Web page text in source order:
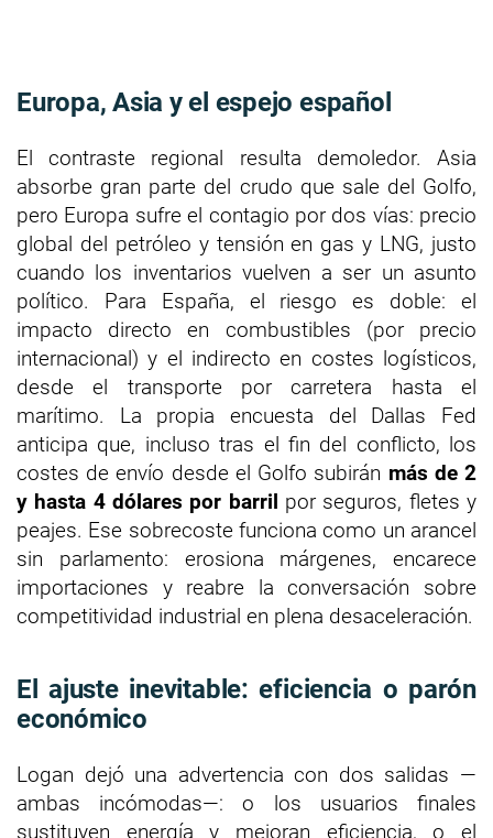
Europa, Asia y el espejo español
El contraste regional resulta demoledor. Asia
absorbe gran parte del crudo que sale del Golfo,
pero Europa sufre el contagio por dos vías: precio
global del petróleo y tensión en gas y LNG, justo
cuando los inventarios vuelven a ser un asunto
político. Para España, el riesgo es doble: el
impacto directo en combustibles (por precio
internacional) y el indirecto en costes logísticos,
desde el transporte por carretera hasta el
marítimo. La propia encuesta del Dallas Fed
anticipa que, incluso tras el fin del conflicto, los
costes de envío desde el Golfo subirán más de 2
y hasta 4 dólares por barril por seguros, fletes y
peajes. Ese sobrecoste funciona como un arancel
sin parlamento: erosiona márgenes, encarece
importaciones y reabre la conversación sobre
competitividad industrial en plena desaceleración.
El ajuste inevitable: eficiencia o parón
económico
Logan dejó una advertencia con dos salidas —
ambas incómodas—: o los usuarios finales
sustituyen energía y mejoran eficiencia, o el